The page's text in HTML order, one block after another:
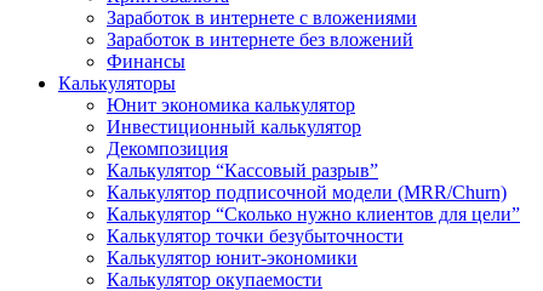
Заработок в интернете c вложениями
Заработок в интернете без вложений
Финансы
Калькуляторы
Юнит экономика калькулятор
Инвестиционный калькулятор
Декомпозиция
Калькулятор “Кассовый разрыв”
Калькулятор подписочной модели (MRR/Churn)
Калькулятор “Сколько нужно клиентов для цели”
Калькулятор точки безубыточности
Калькулятор юнит-экономики
Калькулятор окупаемости